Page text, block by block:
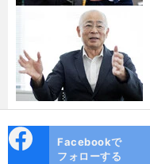
ok
Facebookで
フォローする